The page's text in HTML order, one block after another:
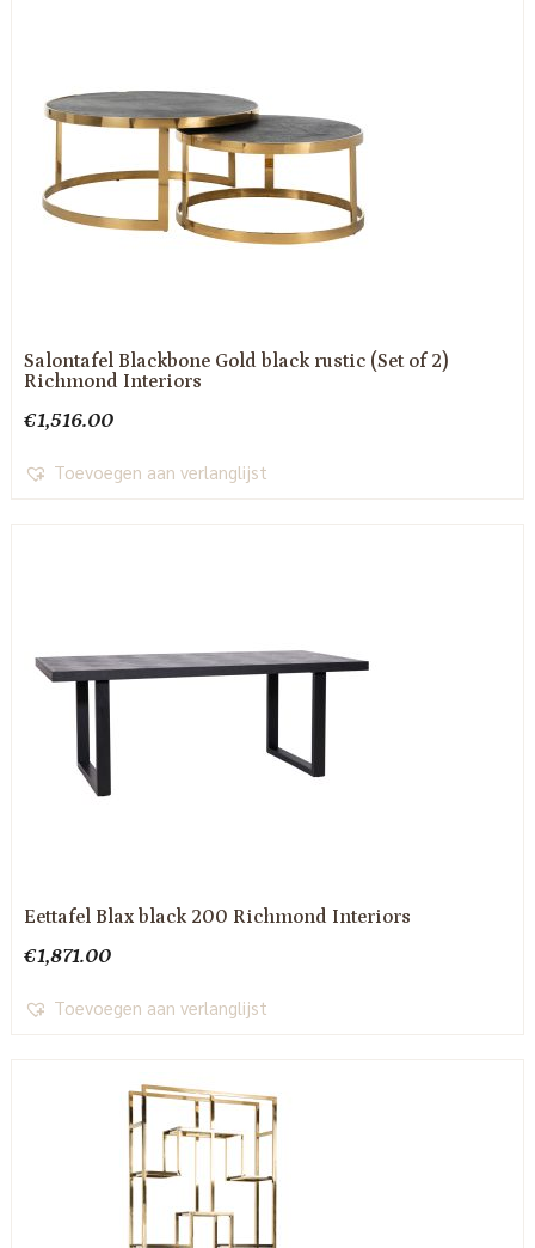
Salontafel Blackbone Gold black rustic (Set of 2)
Richmond Interiors
€1,516.00
Toevoegen aan verlanglijst
Eettafel Blax black 200 Richmond Interiors
€1,871.00
Toevoegen aan verlanglijst